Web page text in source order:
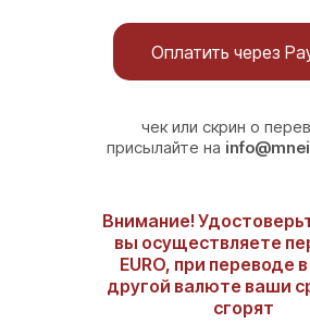
Оплатить через
чек или скрин о
присылайте нa
Внимание!
вы осуществляете
EURO, при переводе
другой валюте ваши
сгорят